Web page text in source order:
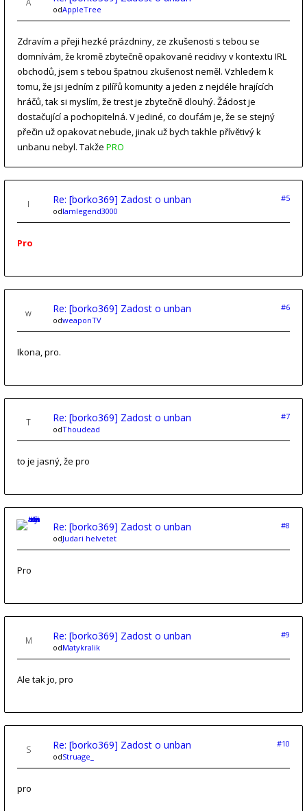
odAppleTree
Zdravím a přeji hezké prázdniny, ze zkušenosti s tebou se
domnívám, že kromě zbytečně opakované recidivy v kontextu IRL
obchodů, jsem s tebou špatnou zkušenost neměl. Vzhledem k
tomu, že jsi jedním z pilířů komunity a jeden z nejdéle hrajících
hráčů, tak si myslím, že trest je zbytečně dlouhý. Žádost je
dostačující a pochopitelná. V jediné, co doufám je, že se stejný
přečin už opakovat nebude, jinak už bych takhle přívětivý k
unbanu nebyl. Takže PRO
Re: [borko369] Zadost o unban
#5
odIamlegend3000
Pro
Re: [borko369] Zadost o unban
#6
odweaponTV
Ikona, pro.
Re: [borko369] Zadost o unban
#7
odThoudead
to je jasný, že pro
Re: [borko369] Zadost o unban
#8
odJudari helvetet
Pro
Re: [borko369] Zadost o unban
#9
odMatykralik
Ale tak jo, pro
Re: [borko369] Zadost o unban
#10
odStruage_
pro